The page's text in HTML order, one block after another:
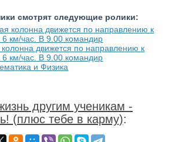
смотрят следующие ролики:
движется по направлению к
6 км/час. В 9.00 командир
и Физика
другим ученикам -
(плюс тебе в карму):